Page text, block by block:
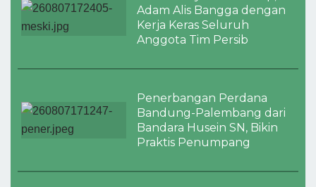
Adam Alis Bangga dengan
Kerja Keras Seluruh
Anggota Tim Persib
Penerbangan Perdana
Bandung-Palembang dari
Bandara Husein SN, Bikin
Praktis Penumpang